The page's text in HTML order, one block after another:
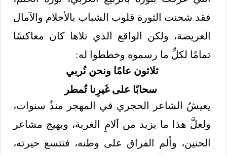
فقد شحنت الثورة قلوب الشباب بالأحلام والآمال
العريضة، ولكن الواقع الذي تلاها كان معاكسًا
تمامًا لكلِّ ما رسموه وخططوا له:
ثلاثون عامًا ونحن نُربي
سحابًا على غَيرِنا تُمطر
يعيشُ الشاعر الحجري في المهجر منذُ سنوات،
ولعلَّ هذا ما يزيد من آلامِ الغربة، ويهيج مشاعر
الحنين، وألم الفراق على وطنه، فتتسع حيرته،